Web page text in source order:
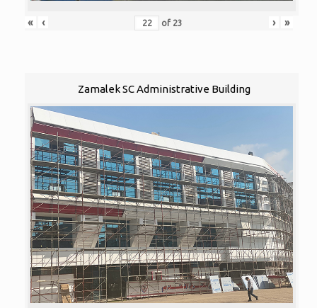
« ‹ of 23 › »
Zamalek SC Administrative Building